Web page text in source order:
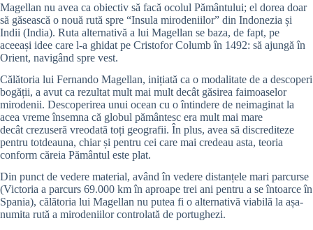
Magellan nu avea ca obiectiv să facă ocolul Pământului; el dorea doar
să găsească o nouă rută spre “Insula mirodeniilor” din Indonezia și
Indii (India). Ruta alternativă a lui Magellan se baza, de fapt, pe
aceeași idee care l-a ghidat pe Cristofor Columb în 1492: să ajungă în
Orient, navigând spre vest.
Călătoria lui Fernando Magellan, inițiată ca o modalitate de a descoperi
bogății, a avut ca rezultat mult mai mult decât găsirea faimoaselor
mirodenii. Descoperirea unui ocean cu o întindere de neimaginat la
acea vreme însemna că globul pământesc era mult mai mare
decât crezuseră vreodată toți geografii. În plus, avea să discrediteze
pentru totdeauna, chiar și pentru cei care mai credeau asta, teoria
conform căreia Pământul este plat.
Din punct de vedere material, având în vedere distanțele mari parcurse
(Victoria a parcurs 69.000 km în aproape trei ani pentru a se întoarce în
Spania), călătoria lui Magellan nu putea fi o alternativă viabilă la așa-
numita rută a mirodeniilor controlată de portughezi.